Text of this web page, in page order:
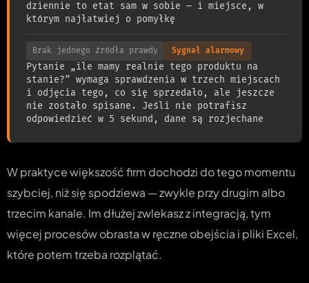
dziennie to etat sam w sobie — i miejsce, w
którym najłatwiej o pomyłkę
Brak jednego źródła prawdy
Pytanie „ile mamy realnie tego produktu na
stanie?” wymaga sprawdzenia w trzech miejscach
i odjęcia tego, co się sprzedało, ale jeszcze
nie zostało spisane. Jeśli nie potrafisz
odpowiedzieć w 5 sekund, dane są rozjechane
Sygnał alarmowy
W praktyce większość firm dochodzi do tego momentu
szybciej, niż się spodziewa — zwykle przy drugim albo
trzecim kanale. Im dłużej zwlekasz z integracją, tym
więcej procesów obrasta w ręczne obejścia i pliki Excel,
które potem trzeba rozplątać.